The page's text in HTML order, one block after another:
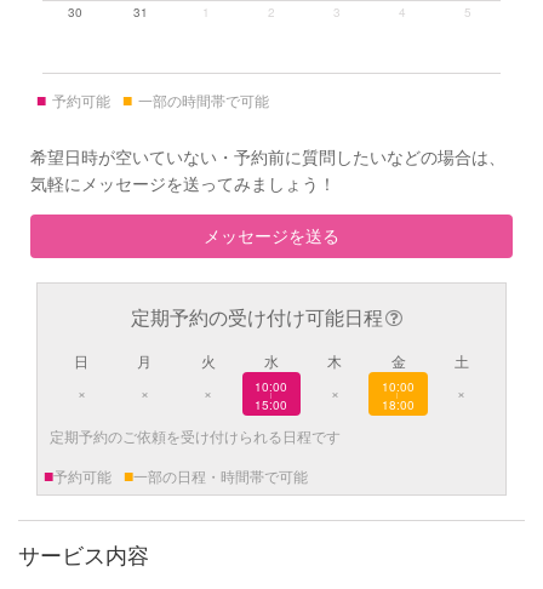
30 31 1 2 3 4 5
■ 予約可能 ■ 一部の時間帯で可能
希望日時が空いていない・予約前に質問したいなどの場合は、
気軽にメッセージを送ってみましょう！
メッセージを送る
定期予約の受け付け可能日程
日
×
月
×
火
×
水
10:00
|
15:00
木
×
金
10:00
|
18:00
土
×
定期予約のご依頼を受け付けられる日程です
■予約可能 ■一部の日程・時間帯で可能
サービス内容